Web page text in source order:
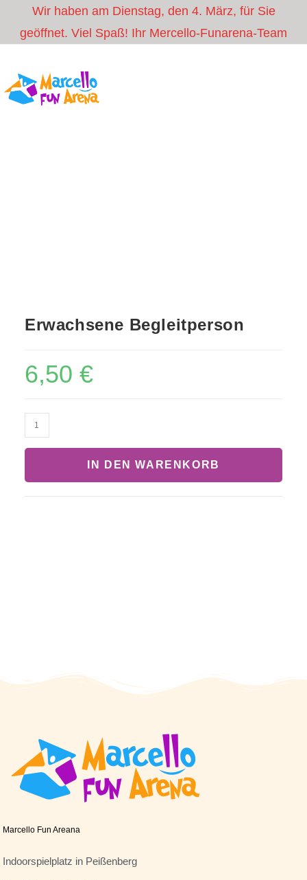
Wir haben am Dienstag, den 4. März, für Sie
geöffnet. Viel Spaß! Ihr Mercello-Funarena-Team
Erwachsene Begleitperson
6,50 €
IN DEN WARENKORB
Marcello Fun Areana
Indoorspielplatz in Peißenberg